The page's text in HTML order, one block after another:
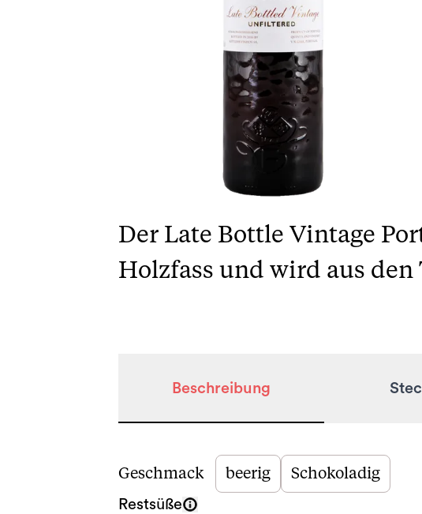
Der Late Bottle Vintage
Holzfass und wird aus den
Beschreibung
Beschreibung
Geschmack beerig Schokoladig
Restsüße